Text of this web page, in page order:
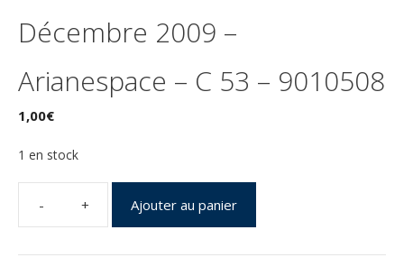
Décembre 2009 –
Arianespace – C 53 – 9010508
1,00€
1 en stock
quantité
de
Lancement
Ajouter au panier